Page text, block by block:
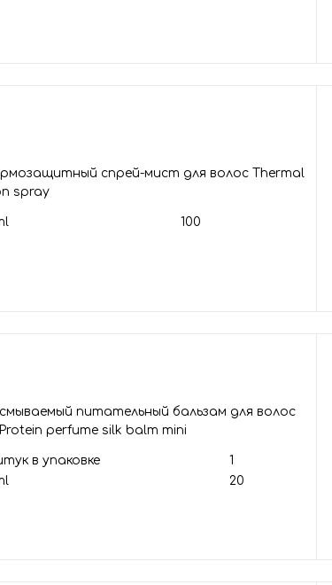
спрей-мист для волос Thermal
spray
100
питательный бальзам для волос
perfume silk balm mini
в упаковке
1
20